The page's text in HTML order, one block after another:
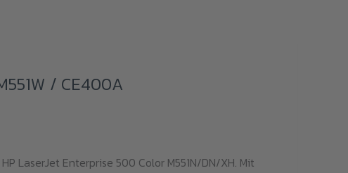
/ CE400A
LaserJet Enterprise 500 Color M551N/DN/XH. Mit